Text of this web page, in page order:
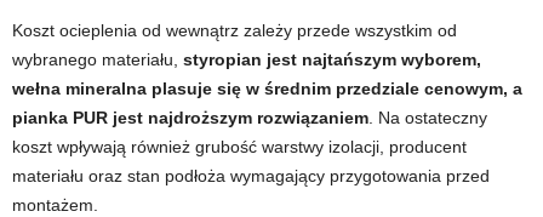
Koszt ocieplenia od wewnątrz zależy przede wszystkim od
wybranego materiału, styropian jest najtańszym wyborem,
wełna mineralna plasuje się w średnim przedziale cenowym, a
pianka PUR jest najdroższym rozwiązaniem. Na ostateczny
koszt wpływają również grubość warstwy izolacji, producent
materiału oraz stan podłoża wymagający przygotowania przed
montażem.